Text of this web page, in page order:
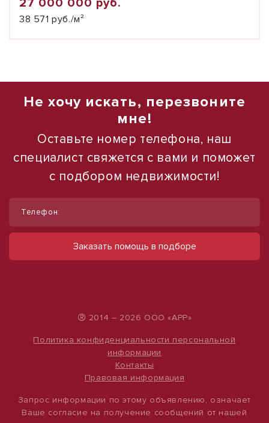
27 000 000 руб.
38 571 руб./м²
Не хочу искать, перезвоните
мне!
Оставьте номер телефона, наш
специалист свяжется с вами и поможет
с подбором недвижимости!
Телефон:
Заказать помощь в подборе
® 2014 – 2026 ООО «АРР»
Политика конфиденциальности персональной
информации
Контакты
Правовая информация
Запрос информации по этому объявлению, означает
Ваше согласие на получение сообщений от нашей